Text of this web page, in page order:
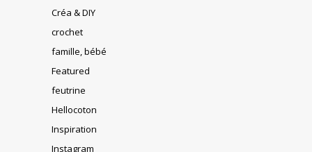
Créa & DIY
crochet
famille, bébé
Featured
feutrine
Hellocoton
Inspiration
Instagram